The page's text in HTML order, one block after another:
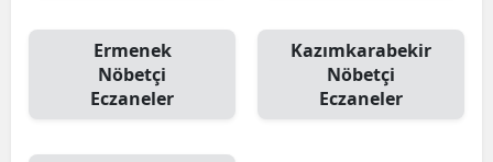
Ermenek
Nöbetçi
Eczaneler
Kazımkarabekir
Nöbetçi
Eczaneler